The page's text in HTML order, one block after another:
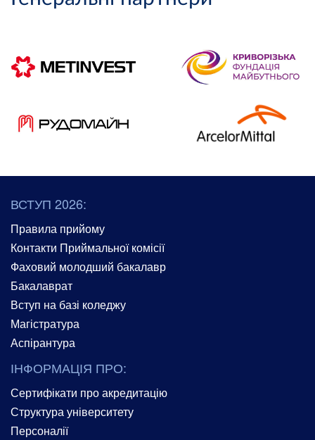
ВСТУП 2026:
Правила прийому
Контакти Приймальної комісії
Фаховий молодший бакалавр
Бакалаврат
Вступ на базі коледжу
Магістратура
Аспірантура
ІНФОРМАЦІЯ ПРО:
Сертифікати про акредитацію
Структура університету
Персоналії